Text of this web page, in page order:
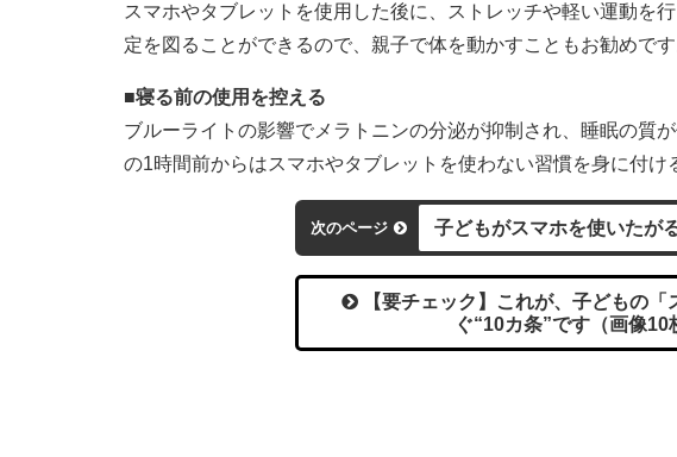
スマホやタブレットを使用した後に、ストレッチや軽い運動を
定を図ることができるので、親子で体を動かすこともお勧めです
■寝る前の使用を控える
ブルーライトの影響でメラトニンの分泌が抑制され、睡眠の質
の1時間前からはスマホやタブレットを使わない習慣を身に付け
次のページ 子どもがスマホを使いたが
【要チェック】これが、子どもの「
ぐ“10カ条”です（画像10